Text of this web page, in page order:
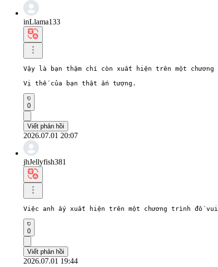
inLlama133
Vậy là bạn thậm chí còn xuất hiện trên một
Vị thế của bạn thật ấn tượng.
0
Viết phản hồi
2026.07.01 20:07
jhJellyfish381
Việc anh ấy xuất hiện trên một chương trình đố
0
Viết phản hồi
2026.07.01 19:44